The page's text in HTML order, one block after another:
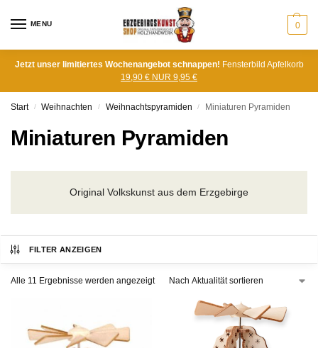
MENU 0
Jetzt unser limitiertes Wochenangebot schnappen! Fensterbild Apfelkorb
19,90 € NUR 9,95 €
Start / Weihnachten / Weihnachtspyramiden / Miniaturen Pyramiden
Miniaturen Pyramiden
Original Volkskunst aus dem Erzgebirge
FILTER ANZEIGEN
Alle 11 Ergebnisse werden angezeigt